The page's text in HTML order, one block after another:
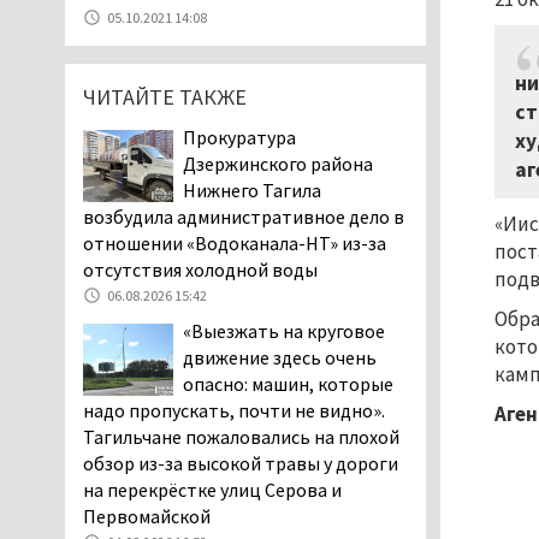
Екатеринбург подвергся
атаке БПЛА, восемь из
них были сбиты, три
центра
07.08.2026 11:28
Тагильские спасатели
помогли заблудившемуся
в лесу мужчине найти
дорогу домой
Прокуратура
Дзержинского района
Нижнего Тагила
возбудила административное дело в
отношении «Водоканала-НТ» из-за
отсутствия холодной воды
06.08.2026 15:42
05.10.2021 14:08
ЧИТАЙТЕ ТАКЖЕ
Прокуратура
Дзержинского района
Нижнего Тагила
возбудила административное дело в
отношении «Водоканала-НТ» из-за
отсутствия холодной воды
06.08.2026 15:42
«Выезжать на круговое
движение здесь очень
опасно: машин, которые
надо пропускать, почти не видно».
Тагильчане пожаловались на плохой
обзор из-за высокой травы у дороги
на перекрёстке улиц Серова и
Первомайской